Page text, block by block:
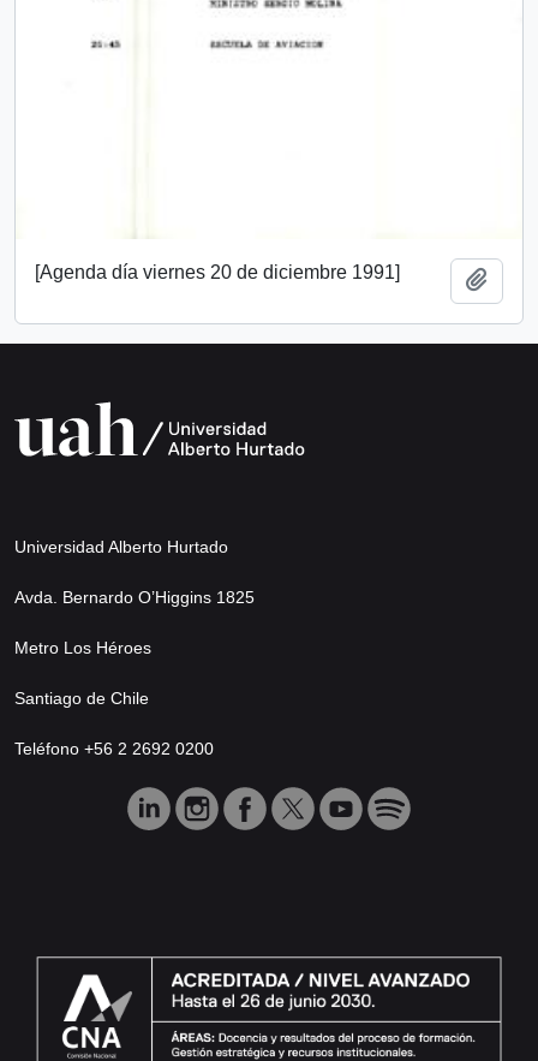
[Agenda día viernes 20 de diciembre 1991]
Universidad Alberto Hurtado
Avda. Bernardo O’Higgins 1825
Metro Los Héroes
Santiago de Chile
Teléfono +56 2 2692 0200